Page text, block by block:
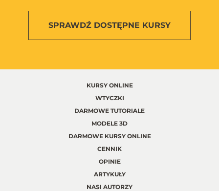
SPRAWDŹ DOSTĘPNE KURSY
KURSY ONLINE
WTYCZKI
DARMOWE TUTORIALE
MODELE 3D
DARMOWE KURSY ONLINE
CENNIK
OPINIE
ARTYKUŁY
NASI AUTORZY